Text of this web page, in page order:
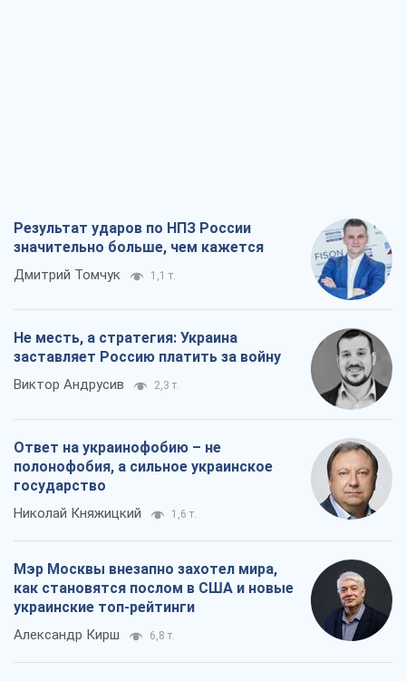
Результат ударов по НПЗ России
значительно больше, чем кажется
Дмитрий Томчук 1,1 т.
Не месть, а стратегия: Украина
заставляет Россию платить за войну
Виктор Андрусив 2,3 т.
Ответ на украинофобию – не
полонофобия, а сильное украинское
государство
Николай Княжицкий 1,6 т.
Мэр Москвы внезапно захотел мира,
как становятся послом в США и новые
украинские топ-рейтинги
Александр Кирш 6,8 т.